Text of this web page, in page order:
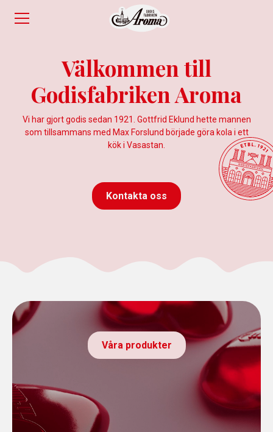
Välkommen till
Godisfabriken Aroma
Vi har gjort godis sedan 1921. Gottfrid Eklund hette mannen
som tillsammans med Max Forslund började göra kola i ett
kök i Vasastan.
Kontakta oss
Våra produkter